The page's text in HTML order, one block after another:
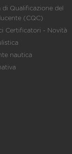
di Qualificazione del
(CQC)
Certificatori - Novità
nautica